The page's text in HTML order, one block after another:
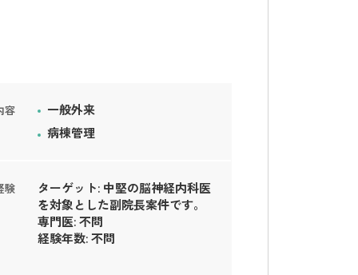
容
一般外来
病棟管理
験
ターゲット: 中堅の脳神経内科医
を対象とした副院長案件です。
専門医: 不問
経験年数: 不問